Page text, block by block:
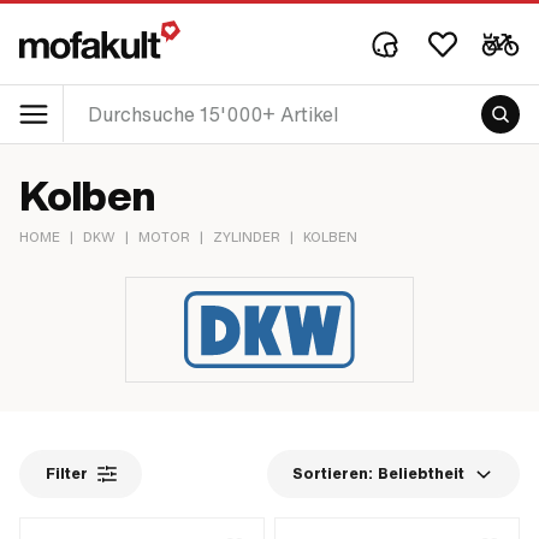
Kolben
HOME | DKW | MOTOR | ZYLINDER | KOLBEN
Filter Sortieren: Beliebtheit